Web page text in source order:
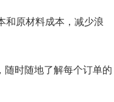
和原材料成本，减少浪
随时随地了解每个订单的